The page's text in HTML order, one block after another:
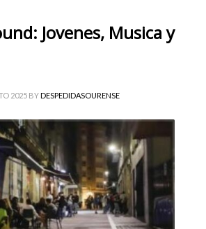
Jovenes, Musica y
2025 BYDESPEDIDASOURENSE